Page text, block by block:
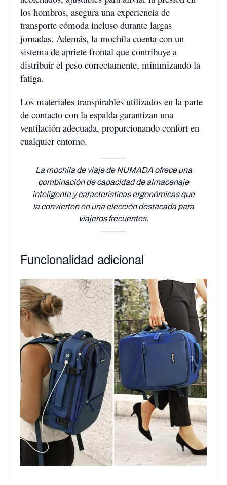
los hombros, asegura una experiencia de
transporte cómoda incluso durante largas
jornadas. Además, la mochila cuenta con un
sistema de apriete frontal que contribuye a
distribuir el peso correctamente, minimizando la
fatiga.
Los materiales transpirables utilizados en la parte
de contacto con la espalda garantizan una
ventilación adecuada, proporcionando confort en
cualquier entorno.
La mochila de viaje de NUMADA ofrece una
combinación de capacidad de almacenaje
inteligente y características ergonómicas que
la convierten en una elección destacada para
viajeros frecuentes.
Funcionalidad adicional